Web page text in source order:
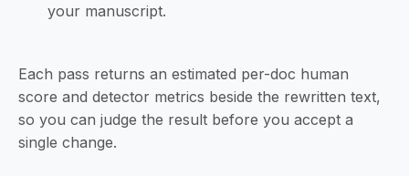
your manuscript.
Each pass returns an estimated per-doc human
score and detector metrics beside the rewritten text,
so you can judge the result before you accept a
single change.